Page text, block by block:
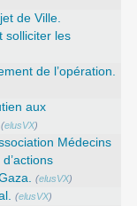
de Ville.
solliciter les
de l’opération.
aux
(elusVX)
Médecins
(elusVX)
(elusVX)